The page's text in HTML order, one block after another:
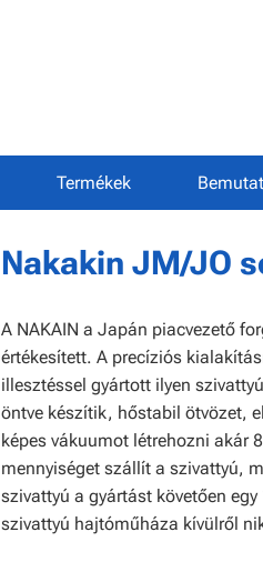
Termékek
Nakakin JM/JO
A NAKAIN a Japán piacvezető
értékesített. A precíziós
illesztéssel gyártott ilyen
öntve készítik, hőstabil ötvözet,
képes vákuumot létrehozni akár
mennyiséget szállít a szivattyú,
szivattyú a gyártást követően
szivattyú hajtóműháza kívülről